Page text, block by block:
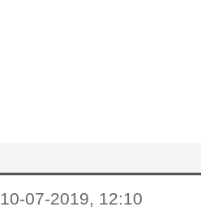
10-07-2019, 12:10